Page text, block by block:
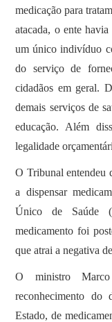
medicação para
atacada, o ente
um único indivíduo
do serviço de
cidadãos em geral.
demais serviços de
educação. Além
legalidade
O Tribunal entendeu
a dispensar
Único de Saúde
medicamento foi
que atrai a negativa
O ministro
reconhecimento do
Estado, de